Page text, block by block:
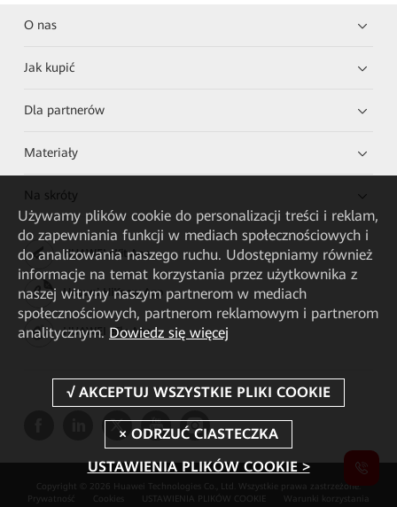
O nas
Jak kupić
Dla partnerów
Materiały
Na skróty
HUAWEI eKit App
Huawei HiKnow App
HUAWEI eFly App
Copyright © 2026 Huawei Technologies Co., Ltd. Wszystkie prawa zastrzeżone.
Prywatność
Cookies USTAWIENIA PLIKÓW COOKIE Warunki korzystania
Używamy plików cookie do personalizacji treści i reklam,
do zapewniania funkcji w mediach społecznościowych i
do analizowania naszego ruchu. Udostępniamy również
informacje na temat korzystania przez użytkownika z
naszej witryny naszym partnerom w mediach
społecznościowych, partnerom reklamowym i partnerom
analitycznym. Dowiedz się więcej
USTAWIENIA PLIKÓW COOKIE >